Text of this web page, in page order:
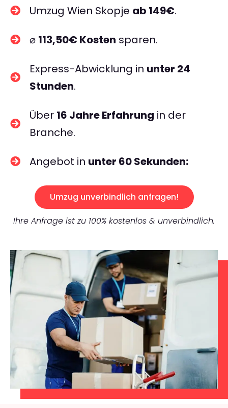
Umzug Wien Skopje ab 149€.
⌀ 113,50€ Kosten sparen.
Express-Abwicklung in unter 24
Stunden.
Über 16 Jahre Erfahrung in der
Branche.
Angebot in unter 60 Sekunden:
Umzug unverbindlich anfragen!
Ihre Anfrage ist zu 100% kostenlos & unverbindlich.